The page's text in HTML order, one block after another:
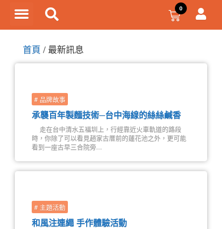
首頁 / 最新訊息
# 品牌故事
承襲百年製麵技術─台中海線的絲絲鹹香
走在台中清水五福圳上，行經靠近火車軌道的路段
時，你除了可以看見趙家古厝前的蓮花池之外，更可能
看到一座古早三合院旁...
# 主題活動
和風注連繩 手作體驗活動